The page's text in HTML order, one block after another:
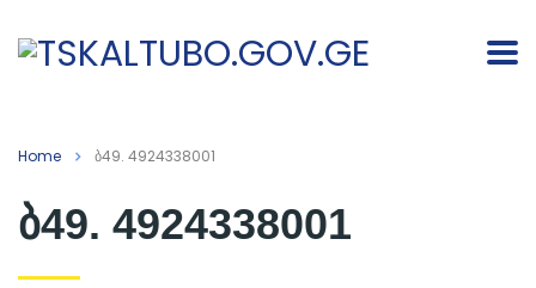
Home ბ49. 4924338001
ბ49. 4924338001